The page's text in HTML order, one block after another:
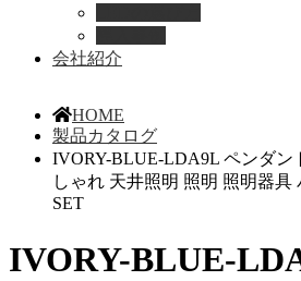
会社紹介
HOME
製品カタログ
IVORY-BLUE-LDA9L ペンダン
しゃれ 天井照明 照明 照明器具
SET
IVORY-BLUE-